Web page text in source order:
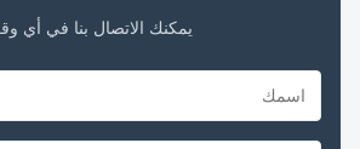
يمكنك الاتصال بنا في أي وقت